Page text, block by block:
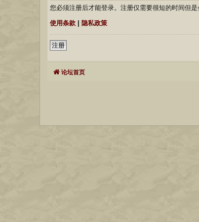
您必须注册后才能登录。注册仅需要很短的时间但
使用条款 隐私政策
注册
论坛首页